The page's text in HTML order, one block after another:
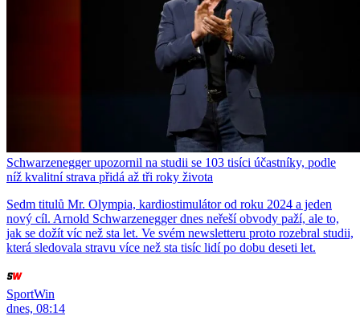
Schwarzenegger upozornil na studii se 103 tisíci účastníky, podle
níž kvalitní strava přidá až tři roky života
Sedm titulů Mr. Olympia, kardiostimulátor od roku 2024 a jeden
nový cíl. Arnold Schwarzenegger dnes neřeší obvody paží, ale to,
jak se dožít víc než sta let. Ve svém newsletteru proto rozebral studii,
která sledovala stravu více než sta tisíc lidí po dobu deseti let.
SportWin
dnes, 08:14